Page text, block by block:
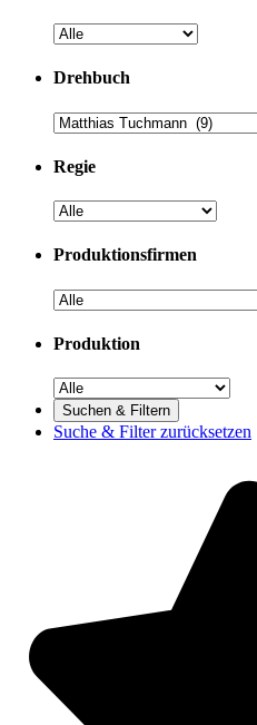
Drehbuch
Regie
Produktionsfirmen
Produktion
Suche & Filter zurücksetzen